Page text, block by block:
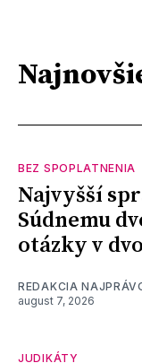
BEZ SPOPLATNENIA
Najvyšší
Súdnemu
otázky v
REDAKCIA
august 7, 2026
JUDIKÁTY